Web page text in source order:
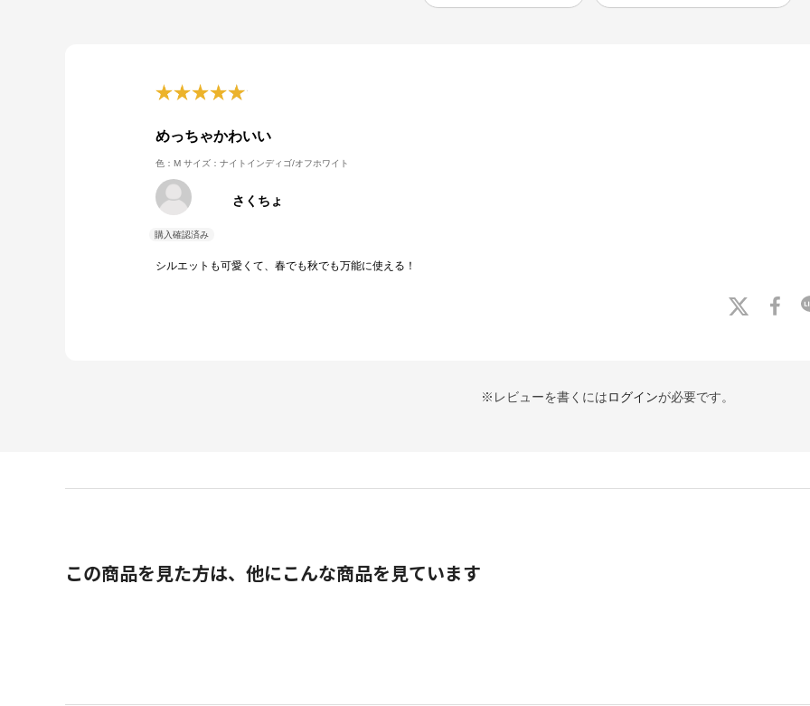
めっちゃかわいい
色：M サイズ：ナイトインディゴ/オフホワイト
さくちょ
シルエットも可愛くて、春でも秋でも万能に使える！
※レビューを書くにはログインが必要です。
この商品を見た方は、他にこんな商品を見ています